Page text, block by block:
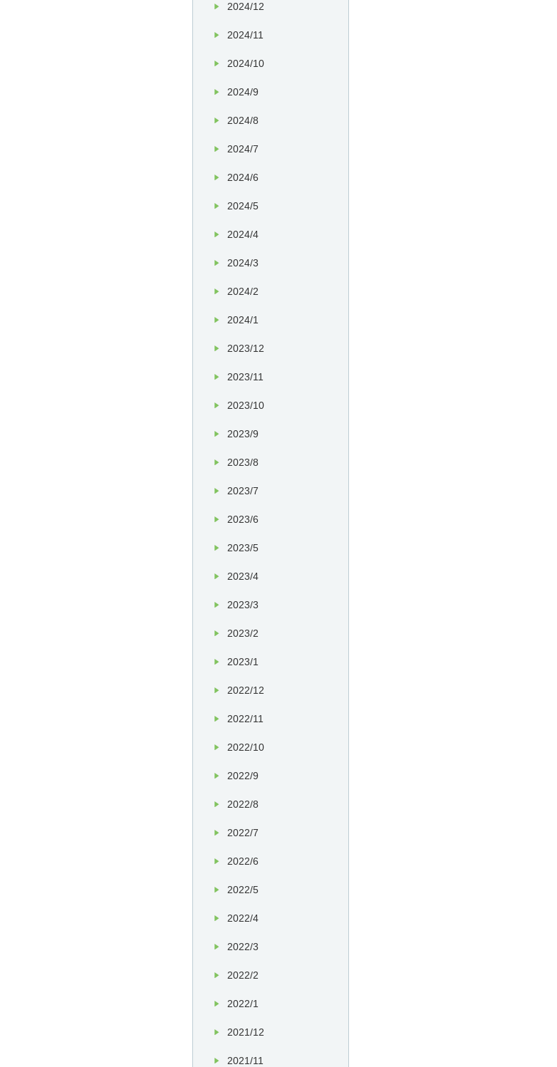
2024/12
2024/11
2024/10
2024/9
2024/8
2024/7
2024/6
2024/5
2024/4
2024/3
2024/2
2024/1
2023/12
2023/11
2023/10
2023/9
2023/8
2023/7
2023/6
2023/5
2023/4
2023/3
2023/2
2023/1
2022/12
2022/11
2022/10
2022/9
2022/8
2022/7
2022/6
2022/5
2022/4
2022/3
2022/2
2022/1
2021/12
2021/11